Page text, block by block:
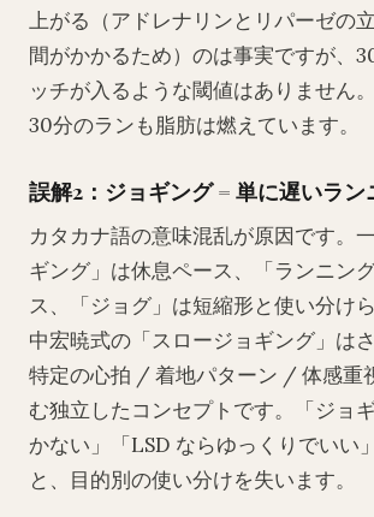
上がる（アドレナリンとリパーゼの
間がかかるため）のは事実ですが、
ッチが入るような閾値はありません
30分のランも脂肪は燃えています。
誤解2：ジョギング = 単に遅いラン
カタカナ語の意味混乱が原因です。
ギング」は休息ペース、「ランニン
ス、「ジョグ」は短縮形と使い分け
中宏暁式の「スロージョギング」
特定の心拍 / 着地パターン / 体感重
む独立したコンセプトです。「ジョ
かない」「LSD ならゆっくりでいい
と、目的別の使い分けを失います。